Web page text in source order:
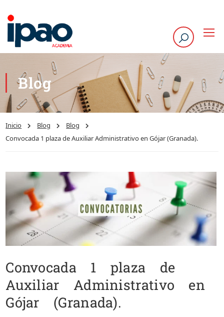
Blog
Inicio Blog
Blog
Convocada 1 plaza de Auxiliar Administrativo en Gójar (Granada).
Convocada 1 plaza de
Auxiliar Administrativo en
Gójar (Granada).